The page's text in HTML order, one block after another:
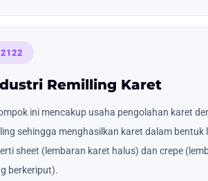
Remilling Karet
ini mencakup usaha pengolahan karet
sehingga menghasilkan karet dalam bentuk
sheet (lembaran karet halus) dan crepe
berkeriput).